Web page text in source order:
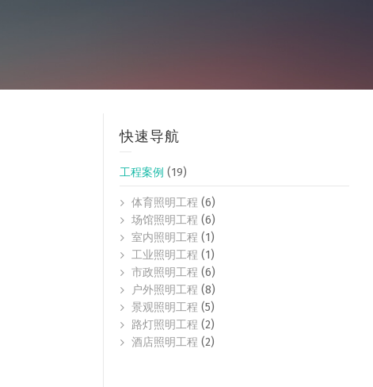
快速导航
工程案例 (19)
体育照明工程 (6)
场馆照明工程 (6)
室内照明工程 (1)
工业照明工程 (1)
市政照明工程 (6)
户外照明工程 (8)
景观照明工程 (5)
路灯照明工程 (2)
酒店照明工程 (2)